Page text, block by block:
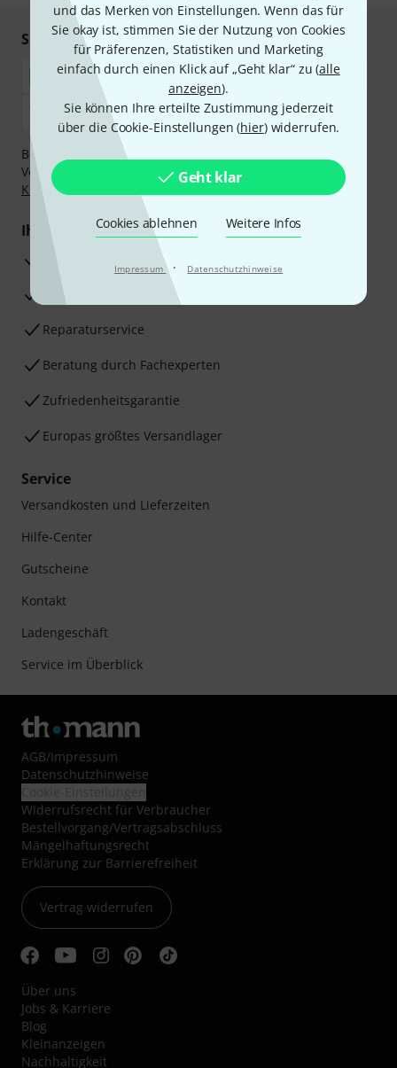
und das Merken von Einstellungen. Wenn das für
Sie okay ist, stimmen Sie der Nutzung von Cookies
für Präferenzen, Statistiken und Marketing
einfach durch einen Klick auf „Geht klar“ zu (alle
anzeigen).
Sie können Ihre erteilte Zustimmung jederzeit
über die Cookie-Einstellungen (hier) widerrufen.
Geht klar
Cookies ablehnen Weitere Infos
Impressum · Datenschutzhinweise
Sicher einkaufen & bezahlen
Bezahlen Sie vertraulich und sicher per Nachnahme,
Vorkasse, PayPal, Amazon Pay,Klarna Sofort bezahlen,
Klarna Ratenzahlung
Ihre Vorteile
3 Jahre Thomann Garantie
30 Tage Money-Back-Garantie
Reparaturservice
Beratung durch Fachexperten
Zufriedenheitsgarantie
Europas größtes Versandlager
Service
Versandkosten und Lieferzeiten
Hilfe-Center
Gutscheine
Kontakt
Ladengeschäft
Service im Überblick
AGB/Impressum
Datenschutzhinweise
Widerrufsrecht für Verbraucher
Bestellvorgang/Vertragsabschluss
Mängelhaftungsrecht
Erklärung zur Barrierefreiheit
Vertrag widerrufen
Über uns
Jobs & Karriere
Blog
Kleinanzeigen
Nachhaltigkeit